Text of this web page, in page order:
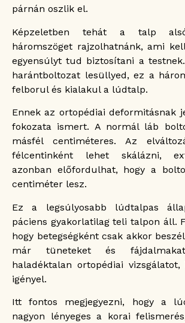
párnán oszlik el.
Képzeletben tehát a talp
háromszöget rajzolhatnánk, ami
egyensúlyt tud biztosítani a
harántboltozat lesüllyed, ez a
felborul és kialakul a lúdtalp.
Ennek az ortopédiai deformitásnak
fokozata ismert. A normál láb
másfél centiméteres. Az
félcentinként lehet skálázni,
azonban előfordulhat, hogy a
centiméter lesz.
Ez a legsúlyosabb lúdtalpas
páciens gyakorlatilag teli talpon áll.
hogy betegségként csak akkor
már tüneteket és
haladéktalan ortopédiai
igényel.
Itt fontos megjegyezni, hogy a
nagyon lényeges a korai